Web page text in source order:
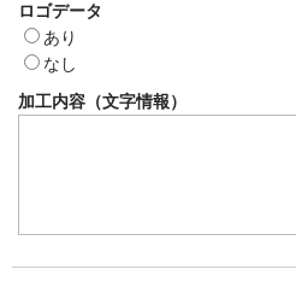
ロゴデータ
あり
なし
加工内容（文字情報）